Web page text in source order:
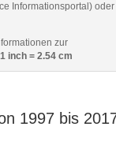
Informationsportal) oder
zur
inch = 2.54 cm
1997 bis